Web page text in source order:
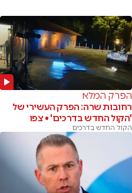
הפרק המלא
רחובות שרה: הפרק העשירי של
'הקול החדש בדרכים' • צפו
הקול החדש בדרכים